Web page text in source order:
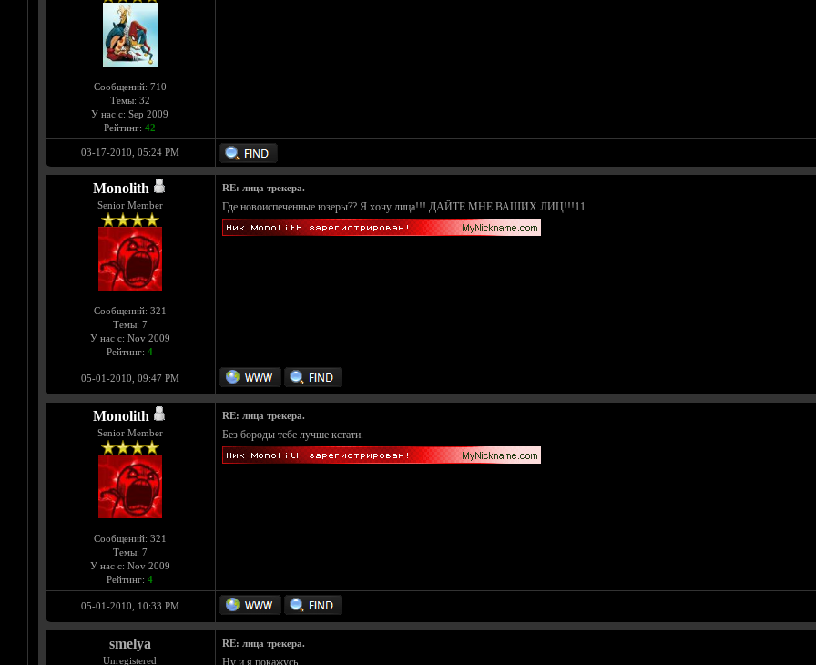
Сообщений: 710
Темы: 32
У нас с: Sep 2009
Рейтинг: 42
03-17-2010, 05:24 PM
Monolith
Senior Member
Сообщений: 321
Темы: 7
У нас с: Nov 2009
Рейтинг: 4
RE: лица трекера.
Где новоиспеченные юзеры?? Я хочу лица!!! ДАЙТЕ МНЕ ВАШИХ ЛИЦ!!!11
05-01-2010, 09:47 PM
Monolith
Senior Member
Сообщений: 321
Темы: 7
У нас с: Nov 2009
Рейтинг: 4
RE: лица трекера.
Без бороды тебе лучше кстати.
05-01-2010, 10:33 PM
smelya
Unregistered
RE: лица трекера.
Ну и я покажусь...